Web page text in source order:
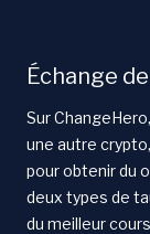
Échange
Sur
une autre
pour obtenir du
deux types de
du meilleur